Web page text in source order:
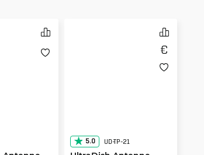
5.0 UD-TP-21